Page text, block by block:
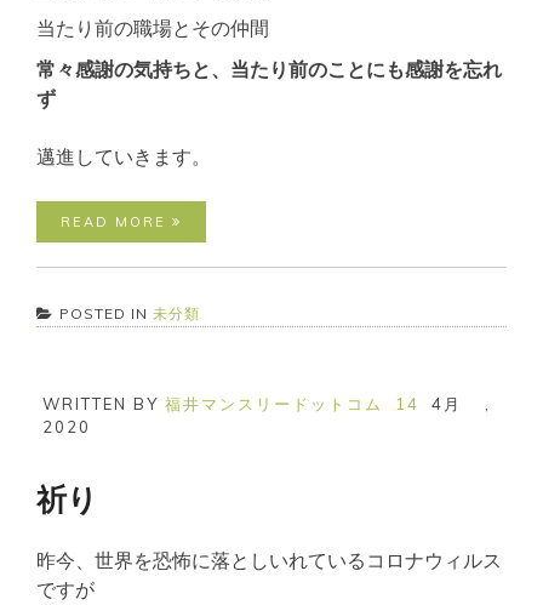
当たり前の職場とその仲間
常々感謝の気持ちと、当たり前のことにも感謝を忘れ
ず
邁進していきます。
READ MORE
POSTED IN 未分類
WRITTEN BY 福井マンスリードットコム 14 4月
2020
祈り
昨今、世界を恐怖に落としいれているコロナウィルス
ですが